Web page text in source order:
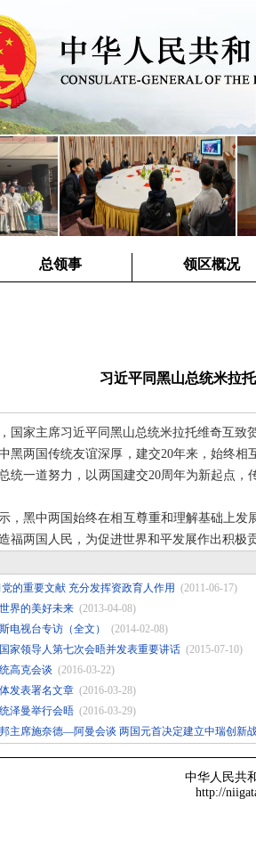
总领事 领区概况
习近平同黑山总统米拉
国家主席习近平同黑山总统米拉托维奇互致
黑两国传统友谊深厚，建交20年来，始终
统一道努力，以两国建交20周年为新起点
，黑中两国始终在相互尊重和理解基础上
福两国人民，为促进世界和平发展作出积极
的重要文献 充分发挥资政育人作用 (2011-06-17)
界的美好未来 (2013-04-08)
电视台专访（全文）
(2014-02-08)
家领导人第七次会晤并发表重要讲话 (2015-07-10)
高克会谈 (2016-03-22)
发表署名文章 (2016-03-28)
泽曼举行会晤 (2016-03-29)
主席施奈德—阿曼会谈 两国元首决定建立中瑞创新
中华人民共
http://